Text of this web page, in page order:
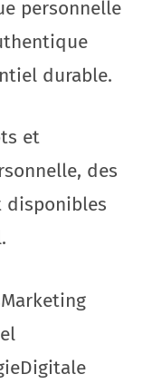
personnelle
durable.
et
des
disponibles